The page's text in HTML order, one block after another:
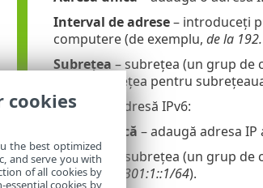
Interval de adrese– introduceți
computere (de exemplu, de la
Subrețea– subrețea (un grup de
masca de rețea pentru
Adăugare adresă IPv6:
Adresă unică – adaugă adresa
Subrețea
– subrețea (un grup
2002:c0a8:6301:1::1/64).
cookies
the best optimized
and serve you with
of all cookies by
essential cookies by